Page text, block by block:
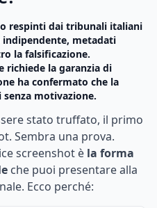
respinti dai tribunali italiani
metadati
la falsificazione.
richiede la garanzia di
ha confermato che la
motivazione.
stato truffato, il primo
Sembra una prova.
screenshot è la forma
che puoi presentare alla
Ecco perché: